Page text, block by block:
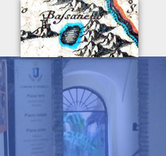
Poggio del Lago • Premio Amerino
Associazione Culturale Vasanello